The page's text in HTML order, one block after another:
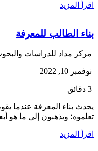
اقرأ المزيد
بناء الطالب للمعرفة
مركز مداد للدراسات
نوفمبر 10, 2022
يحدث بناء المعرفة عندما
تعلموه؛ ويذهبون إلى ما هو
اقرأ المزيد